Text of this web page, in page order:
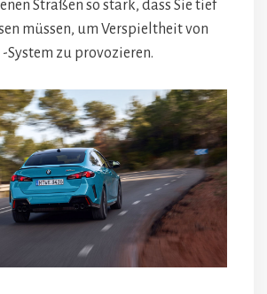
Straßen so stark, dass Sie tief
müssen, um Verspieltheit von
System zu provozieren.